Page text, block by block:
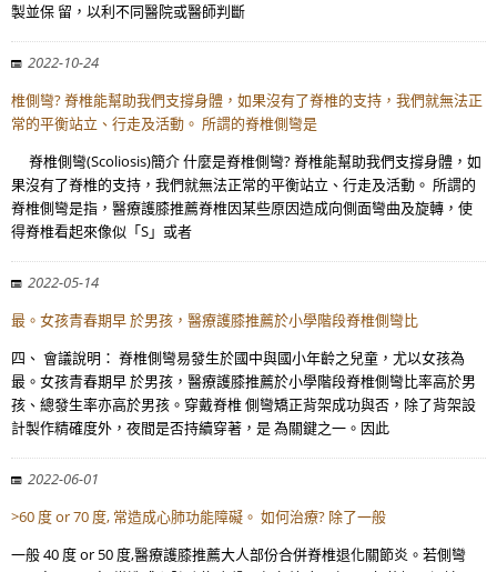
製並保 留，以利不同醫院或醫師判斷
2022-10-24
椎側彎? 脊椎能幫助我們支撐身體，如果沒有了脊椎的支持，我們就無法正
常的平衡站立、行走及活動。 所謂的脊椎側彎是
脊椎側彎(Scoliosis)簡介 什麼是脊椎側彎? 脊椎能幫助我們支撐身體，如
果沒有了脊椎的支持，我們就無法正常的平衡站立、行走及活動。 所謂的
脊椎側彎是指，醫療護膝推薦脊椎因某些原因造成向側面彎曲及旋轉，使
得脊椎看起來像似「S」或者
2022-05-14
最。女孩青春期早 於男孩，醫療護膝推薦於小學階段脊椎側彎比
四、 會議說明： 脊椎側彎易發生於國中與國小年齡之兒童，尤以女孩為
最。女孩青春期早 於男孩，醫療護膝推薦於小學階段脊椎側彎比率高於男
孩、總發生率亦高於男孩。穿戴脊椎 側彎矯正背架成功與否，除了背架設
計製作精確度外，夜間是否持續穿著，是 為關鍵之一。因此
2022-06-01
>60 度 or 70 度, 常造成心肺功能障礙。 如何治療? 除了一般
一般 40 度 or 50 度,醫療護膝推薦大人部份合併脊椎退化關節炎。若側彎